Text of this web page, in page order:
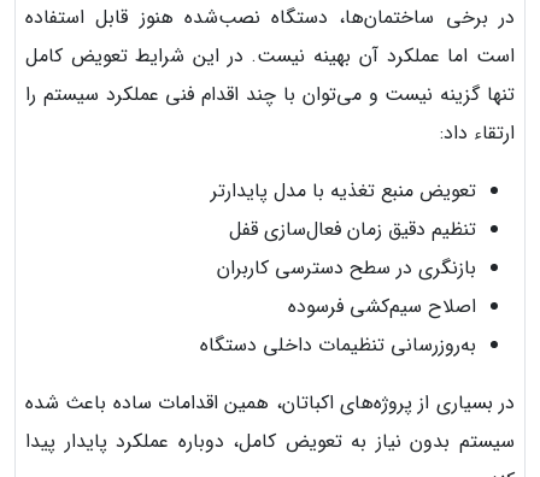
در برخی ساختمان‌ها، دستگاه نصب‌شده هنوز قابل استفاده
است اما عملکرد آن بهینه نیست. در این شرایط تعویض کامل
تنها گزینه نیست و می‌توان با چند اقدام فنی عملکرد سیستم را
ارتقاء داد:
تعویض منبع تغذیه با مدل پایدارتر
تنظیم دقیق زمان فعال‌سازی قفل
بازنگری در سطح دسترسی کاربران
اصلاح سیم‌کشی فرسوده
به‌روزرسانی تنظیمات داخلی دستگاه
در بسیاری از پروژه‌های اکباتان، همین اقدامات ساده باعث شده
سیستم بدون نیاز به تعویض کامل، دوباره عملکرد پایدار پیدا